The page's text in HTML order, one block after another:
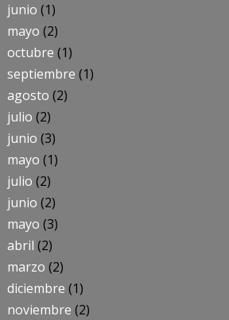
junio (1)
mayo (2)
octubre (1)
septiembre (1)
agosto (2)
julio (2)
junio (3)
mayo (1)
julio (2)
junio (2)
mayo (3)
abril (2)
marzo (2)
diciembre (1)
noviembre (2)